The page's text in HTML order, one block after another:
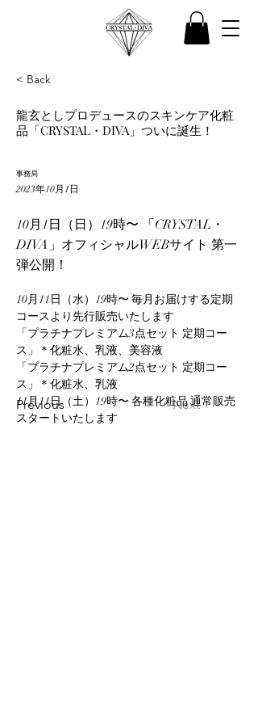
< Back
龍玄としプロデュースのスキンケア化粧
品「CRYSTAL・DIVA」ついに誕生！
事務局
2023年10月1日
10月1日（日）19時〜 「CRYSTAL・
DIVA」オフィシャルWEBサイト 第一
弾公開！
Previous Next
10月11日（水）19時〜 毎月お届けする定期
コースより先行販売いたします
「プラチナプレミアム3点セット 定期コー
ス」＊化粧水、乳液、美容液
「プラチナプレミアム2点セット 定期コー
ス」＊化粧水、乳液
11月11日（土）19時〜 各種化粧品 通常販売
スタートいたします